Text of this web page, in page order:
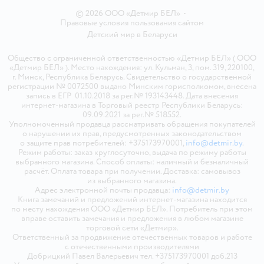
© 2026 ООО «Детмир БЕЛ» •
Правовые условия пользования сайтом
Детский мир в Беларуси
Общество с ограниченной ответственностью «Детмир БЕЛ» ( ООО
«Детмир БЕЛ» ). Место нахождения: ул. Кульман, 3, пом. 319, 220100,
г. Минск, Республика Беларусь. Свидетельство о государственной
регистрации № 0072500 выдано Минским горисполкомом, внесена
запись в ЕГР 01.10.2018 за рег.№ 193143448. Дата внесения
интернет-магазина в Торговый реестр Республики Беларусь:
09.09.2021 за рег.№ 518552.
Уполномоченный продавца рассматривать обращения покупателей
о нарушении их прав, предусмотренных законодательством
о защите прав потребителей: +375173970001, info@detmir.by.
Режим работы: заказ круглосуточно, выдача по режиму работы
выбранного магазина. Способ оплаты: наличный и безналичный
расчёт. Оплата товара при получении. Доставка: самовывоз
из выбранного магазина.
Адрес электронной почты продавца: info@detmir.by
Книга замечаний и предложений интернет-магазина находится
по месту нахождения ООО «Детмир БЕЛ». Потребитель при этом
вправе оставить замечания и предложения в любом магазине
торговой сети «Детмир».
Ответственный за продвижение отечественных товаров и работе
с отечественными производителями
Добрицкий Павел Валерьевич тел. +375173970001 доб.213